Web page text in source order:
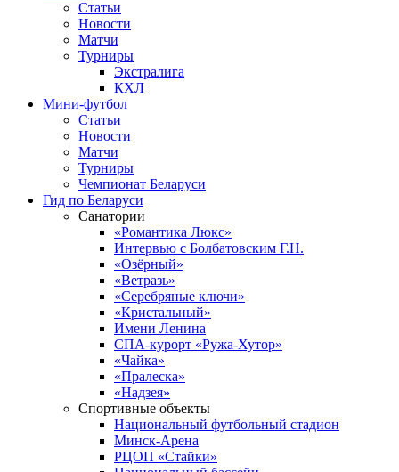
Статьи
Новости
Матчи
Турниры
Экстралига
КХЛ
Мини-футбол
Статьи
Новости
Матчи
Турниры
Чемпионат Беларуси
Гид по Беларуси
Санатории
«Романтика Люкс»
Интервью с Болбатовским Г.Н.
«Озёрный»
«Ветразь»
«Серебряные ключи»
«Кристальный»
Имени Ленина
СПА-курорт «Ружа-Хутор»
«Чайка»
«Пралеска»
«Надзея»
Спортивные объекты
Национальный футбольный стадион
Минск-Арена
РЦОП «Стайки»